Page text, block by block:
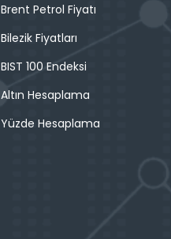
Brent Petrol Fiyatı
Bilezik Fiyatları
BIST 100 Endeksi
Altın Hesaplama
Yüzde Hesaplama